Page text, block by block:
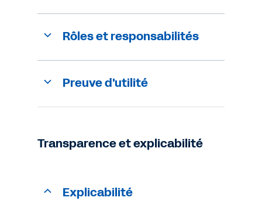
Rôles et responsabilités
Preuve d'utilité
Transparence et explicabilité
Explicabilité